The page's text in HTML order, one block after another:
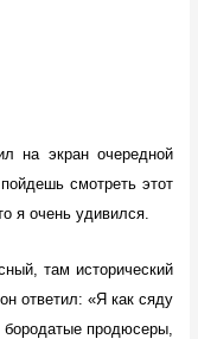
экран очередной
смотреть этот
я очень удивился.
там исторический
ответил: «Я как сяду
продюсеры,